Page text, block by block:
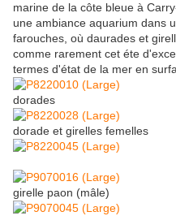
marine de la côte bleue à
une ambiance aquarium dans
farouches, où daurades et
comme rarement cet éte
termes d'état de la mer en
dorades
dorade et girelles femelles
girelle paon (mâle)